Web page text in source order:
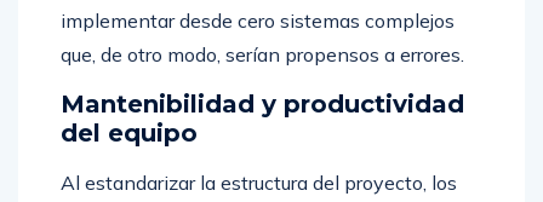
implementar desde cero sistemas complejos
que, de otro modo, serían propensos a errores.
Mantenibilidad y productividad
del equipo
Al estandarizar la estructura del proyecto, los